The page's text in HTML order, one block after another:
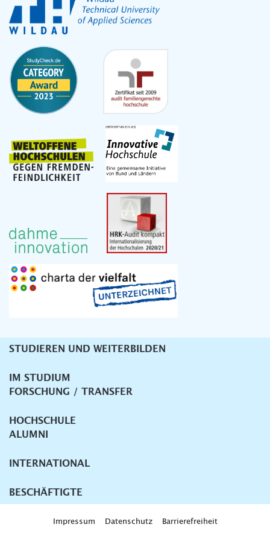
Unternavigation
STUDIEREN UND WEITERBILDEN
IM STUDIUM
FORSCHUNG / TRANSFER
HOCHSCHULE
ALUMNI
INTERNATIONAL
BESCHÄFTIGTE
Impressum Datenschutz Barrierefreiheit